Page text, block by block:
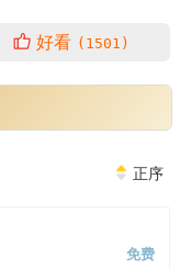
好看 (1501)
正序
免费